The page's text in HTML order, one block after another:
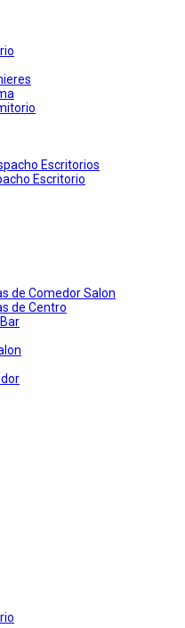
Escritorios
Escritorio
de Comedor Salon
de Centro